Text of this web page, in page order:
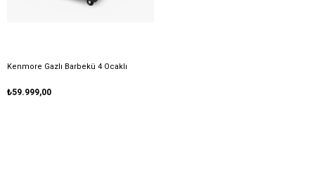
Kenmore Gazlı Barbekü 4 Ocaklı
₺59.999,00